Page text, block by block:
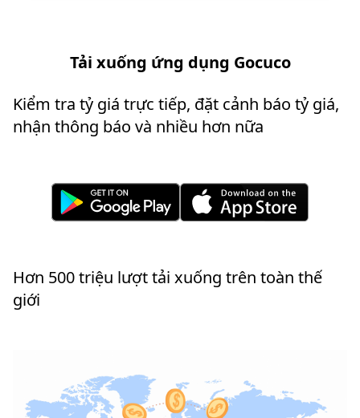
Tải xuống ứng dụng Gocuco
Kiểm tra tỷ giá trực tiếp, đặt cảnh báo tỷ giá,
nhận thông báo và nhiều hơn nữa
Hơn 500 triệu lượt tải xuống trên toàn thế
giới